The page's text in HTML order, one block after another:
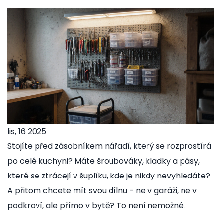
lis, 16 2025
Stojíte před zásobníkem nářadí, který se rozprostírá
po celé kuchyni? Máte šroubováky, kladky a pásy,
které se ztrácejí v šuplíku, kde je nikdy nevyhledáte?
A přitom chcete mít svou dílnu - ne v garáži, ne v
podkroví, ale přímo v bytě? To není nemožné.